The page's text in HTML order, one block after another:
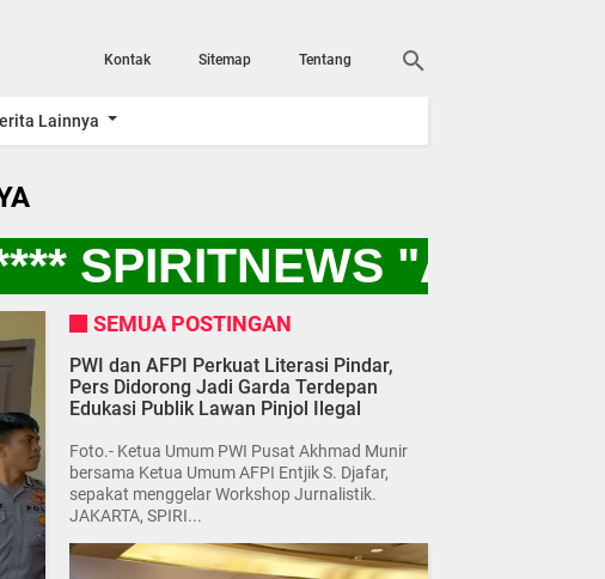
Kontak Sitemap Tentang
Lainnya
SPIRITNEWS "AYO
SEMUA POSTINGAN
PWI dan AFPI Perkuat Literasi Pindar,
Pers Didorong Jadi Garda Terdepan
Edukasi Publik Lawan Pinjol Ilegal
Foto.- Ketua Umum PWI Pusat Akhmad Munir
bersama Ketua Umum AFPI Entjik S. Djafar,
sepakat menggelar Workshop Jurnalistik.
JAKARTA, SPIRI...